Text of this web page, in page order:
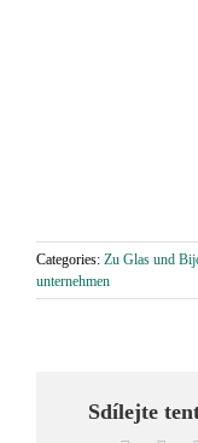
Categories: Zu Glas und
unternehmen
Sdílejte